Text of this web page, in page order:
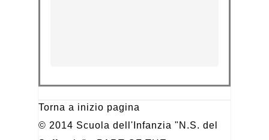
Torna a inizio pagina
© 2014 Scuola dell'Infanzia "N.S. del